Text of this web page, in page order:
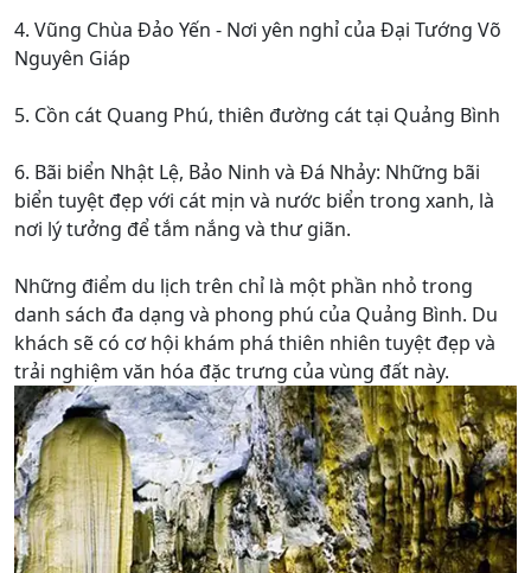
4. Vũng Chùa Đảo Yến - Nơi yên nghỉ của Đại Tướng Võ
Nguyên Giáp
5. Cồn cát Quang Phú, thiên đường cát tại Quảng Bình
6. Bãi biển Nhật Lệ, Bảo Ninh và Đá Nhảy: Những bãi
biển tuyệt đẹp với cát mịn và nước biển trong xanh, là
nơi lý tưởng để tắm nắng và thư giãn.
Những điểm du lịch trên chỉ là một phần nhỏ trong
danh sách đa dạng và phong phú của Quảng Bình. Du
khách sẽ có cơ hội khám phá thiên nhiên tuyệt đẹp và
trải nghiệm văn hóa đặc trưng của vùng đất này.